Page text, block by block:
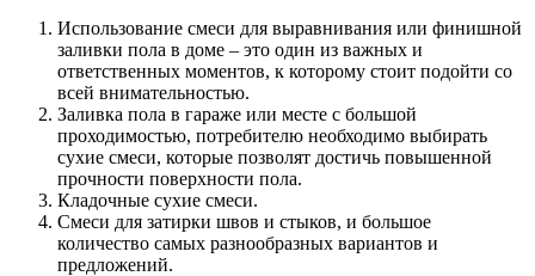
Использование смеси для выравнивания или финишной
заливки пола в доме – это один из важных и
ответственных моментов, к которому стоит подойти со
всей внимательностью.
Заливка пола в гараже или месте с большой
проходимостью, потребителю необходимо выбирать
сухие смеси, которые позволят достичь повышенной
прочности поверхности пола.
Кладочные сухие смеси.
Смеси для затирки швов и стыков, и большое
количество самых разнообразных вариантов и
предложений.